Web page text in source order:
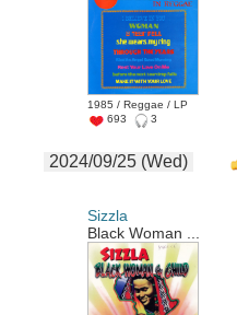
1985 / Reggae / LP
693
3
2024/09/25 (Wed)
Sizzla
Black Woman ...